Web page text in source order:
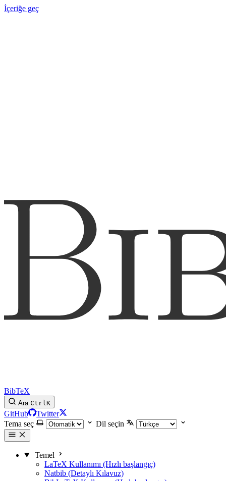
İçeriğe geç
BibTeX
Ara CtrlK
GitHub
Twitter
Tema seç
Dil seçin
Temel
LaTeX Kullanımı (Hızlı başlangıç)
Natbib (Detaylı Kılavuz)